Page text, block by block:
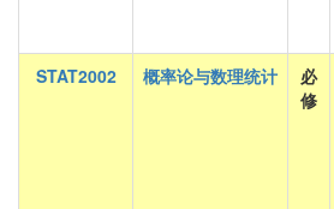
STAT2002
概率论与数理统计
必
修